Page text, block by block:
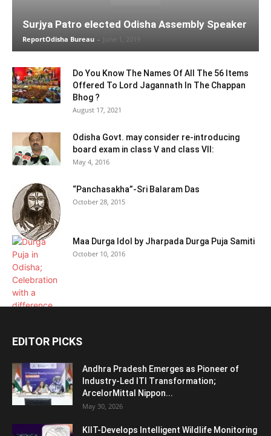
Surjya Patro elected Odisha Assembly Speaker
ReportOdisha Bureau - June 1, 2019
Do You Know The Names Of All The 56 Items
Offered To Lord Jagannath In The Chappan
Bhog ?
August 17, 2021
Odisha Govt. may consider re-introducing
board exam in class V and class VII:
May 4, 2016
“Panchasakha”-Sri Balaram Das
October 28, 2015
Maa Durga Idol by Jharpada Durga Puja Samiti
October 10, 2016
EDITOR PICKS
Andhra Pradesh Emerges as Pioneer of
Industry-Led ITI Transformation;
ArcelorMittal Nippon...
May 30, 2026
KIIT-Develops Intelligent Wildlife Monitoring